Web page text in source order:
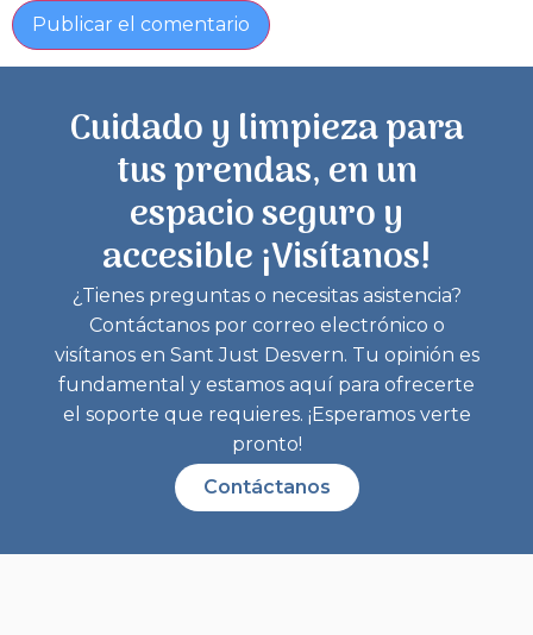
Cuidado y limpieza para
tus prendas, en un
espacio seguro y
accesible ¡Visítanos!
¿Tienes preguntas o necesitas asistencia?
Contáctanos por correo electrónico o
visítanos en Sant Just Desvern. Tu opinión es
fundamental y estamos aquí para ofrecerte
el soporte que requieres. ¡Esperamos verte
pronto!
Contáctanos